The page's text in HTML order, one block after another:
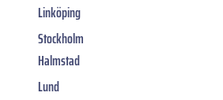
Linköping
Stockholm
Halmstad
Lund